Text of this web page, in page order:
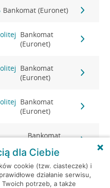
Bankomat (Euronet)
Bankomat
(Euronet)
Bankomat
(Euronet)
Bankomat
(Euronet)
Bankomat
Bankomat
(Euronet)
dla Ciebie
cookie (tzw. ciasteczek) i
działanie serwisu,
potrzeb, a także